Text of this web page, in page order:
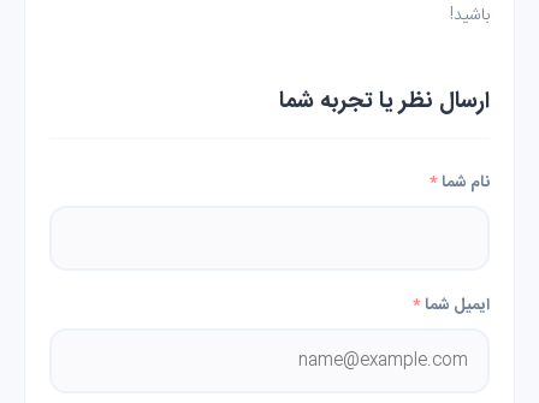
باشید!
ارسال نظر یا تجربه شما
نام شما*
ایمیل شما*